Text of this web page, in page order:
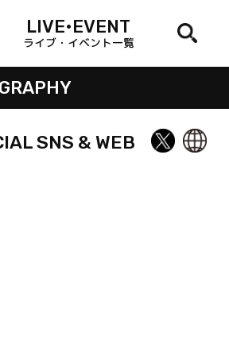
LIVE•EVENT
ライブ・イベント一覧
SNS & WEB